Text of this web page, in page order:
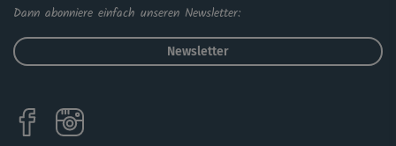
Dann abonniere einfach unseren Newsletter:
Newsletter